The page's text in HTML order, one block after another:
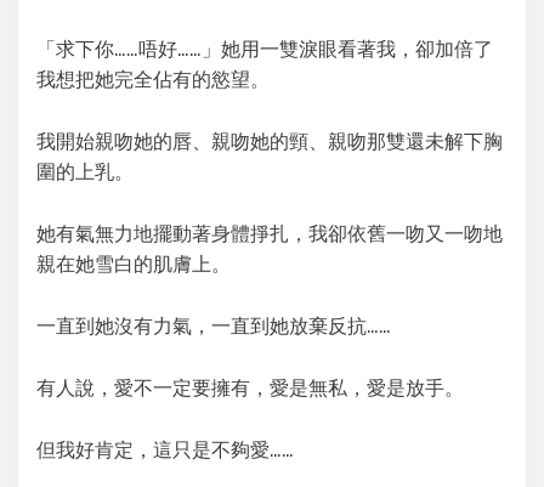
「求下你……唔好……」她用一雙淚眼看著我，卻加倍了
我想把她完全佔有的慾望。
我開始親吻她的唇、親吻她的頸、親吻那雙還未解下胸
圍的上乳。
她有氣無力地擺動著身體掙扎，我卻依舊一吻又一吻地
親在她雪白的肌膚上。
一直到她沒有力氣，一直到她放棄反抗……
有人說，愛不一定要擁有，愛是無私，愛是放手。
但我好肯定，這只是不夠愛……